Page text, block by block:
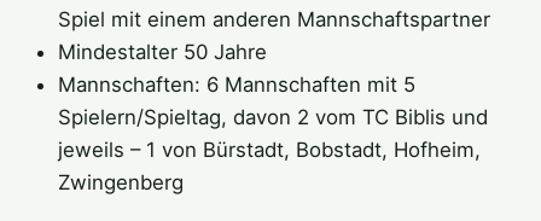
Spiel mit einem anderen Mannschaftspartner
Mindestalter 50 Jahre
Mannschaften: 6 Mannschaften mit 5
Spielern/Spieltag, davon 2 vom TC Biblis und
jeweils – 1 von Bürstadt, Bobstadt, Hofheim,
Zwingenberg